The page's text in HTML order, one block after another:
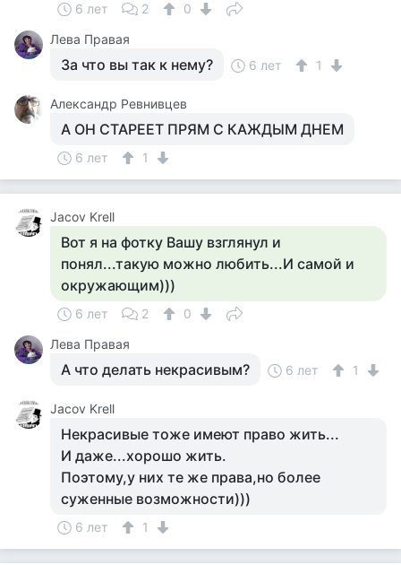
6 лет 2
0
Лева Правая
За что вы так к нему? 6 лет 1
Александр Ревнивцев
А ОН СТАРЕЕТ ПРЯМ С КАЖДЫМ ДНЕМ
6 лет 1
Jacov Krell
Вот я на фотку Вашу взглянул и
понял...такую можно любить...И самой и
окружающим)))
6 лет 2
0
Лева Правая
А что делать некрасивым? 6 лет 1
Jacov Krell
Некрасивые тоже имеют право жить...
И даже...хорошо жить.
Поэтому,у них те же права,но более
суженные возможности)))
6 лет 1